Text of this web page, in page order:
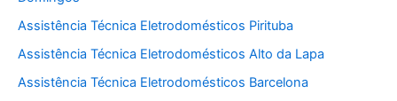
Assistência Técnica Eletrodomésticos Pirituba
Assistência Técnica Eletrodomésticos Alto da Lapa
Assistência Técnica Eletrodomésticos Barcelona